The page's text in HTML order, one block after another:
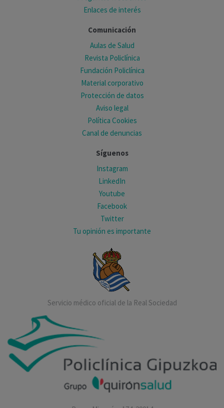
Enlaces de interés
Comunicación
Aulas de Salud
Revista Policlínica
Fundación Policlínica
Material corporativo
Protección de datos
Aviso legal
Política Cookies
Canal de denuncias
Síguenos
Instagram
LinkedIn
Youtube
Facebook
Twitter
Tu opinión es importante
Servicio médico oficial de la Real Sociedad